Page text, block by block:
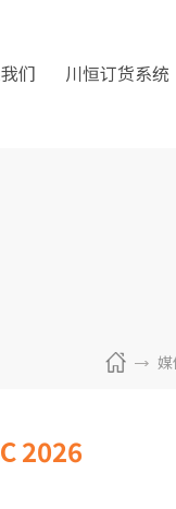
们 川恒订货系统
2026